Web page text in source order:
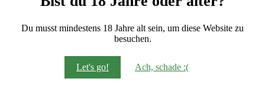
Du musst mindestens 18 Jahre alt sein, um diese Website zu
besuchen.
Let's go! Ach, schade :(
Smono
Venty Zubehör
Nahrungsergänzung